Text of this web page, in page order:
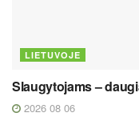
LIETUVOJE
Slaugytojams –
2026 08 06